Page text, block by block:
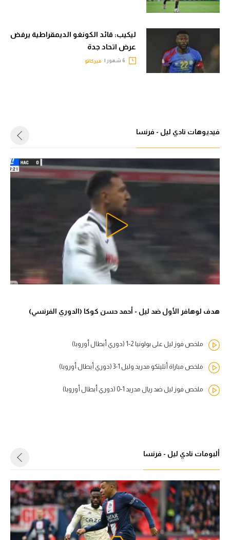
ليكيب: قائد الكونغو الديمقراطية يرفض
عرض اتحاد جدة
ميركاتو
فيديوهات نادي ليل - فرنسا
هدف لوهافر الأول ضد ليل - أحمد حسن كوكا (الدوري الفرنسي)
ملخص فوز ليل على بولونيا 2-1 (دوري أبطال أوروبا)
ملخص مباراة أتليتكو مدريد وليل 1-3 (دوري أبطال أوروبا)
ملخص فوز ليل ضد ريال مدريد 1-0 (دوري أبطال أوروبا)
ألبومات نادي ليل - فرنسا